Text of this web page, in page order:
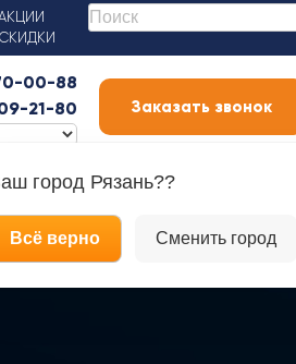
00-88
21-80
город Рязань??
Всё верно Сменить город
Заказать звонок
ДЛЯ СЕБЯ Онлайн курсы